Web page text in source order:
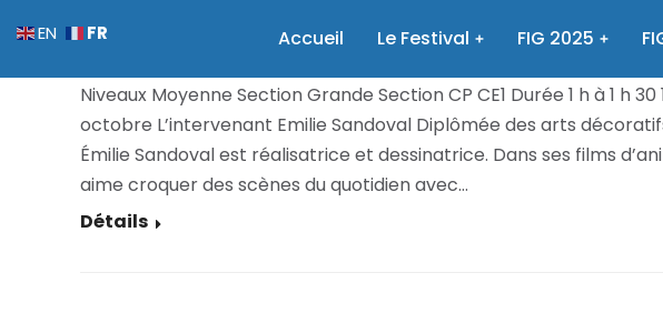
Accueil Le Festival FIG 2025
Niveaux Moyenne Section Grande Section CP CE1 Durée 1 h à 1 h
octobre L’intervenant Emilie Sandoval Diplômée des arts
Émilie Sandoval est réalisatrice et dessinatrice. Dans ses films
aime croquer des scènes du quotidien avec…
Détails
EN FR